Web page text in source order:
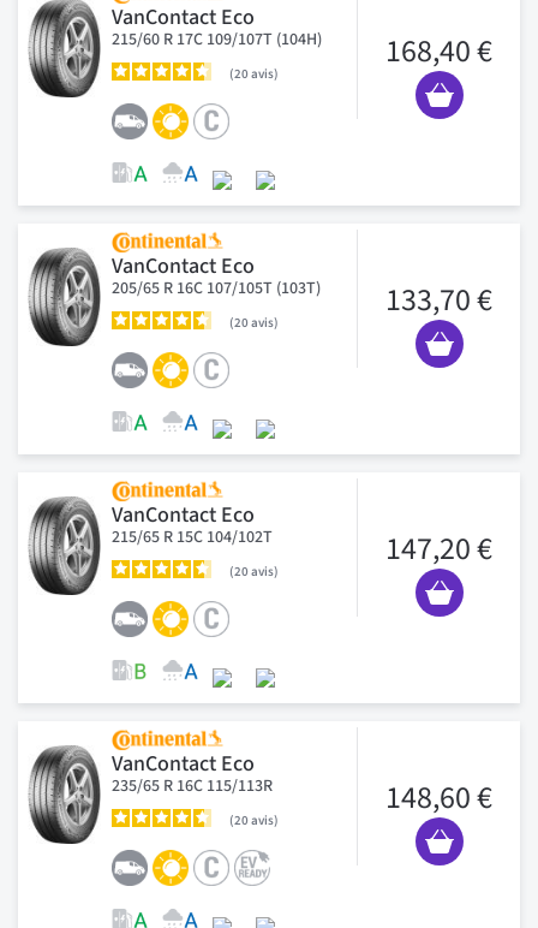
VanContact Eco
215/60 R 17C 109/107T (104H)
20avis
168,40 €
VanContact Eco
205/65 R 16C 107/105T (103T)
20avis
133,70 €
VanContact Eco
215/65 R 15C 104/102T
20avis
147,20 €
VanContact Eco
235/65 R 16C 115/113R
20avis
148,60 €